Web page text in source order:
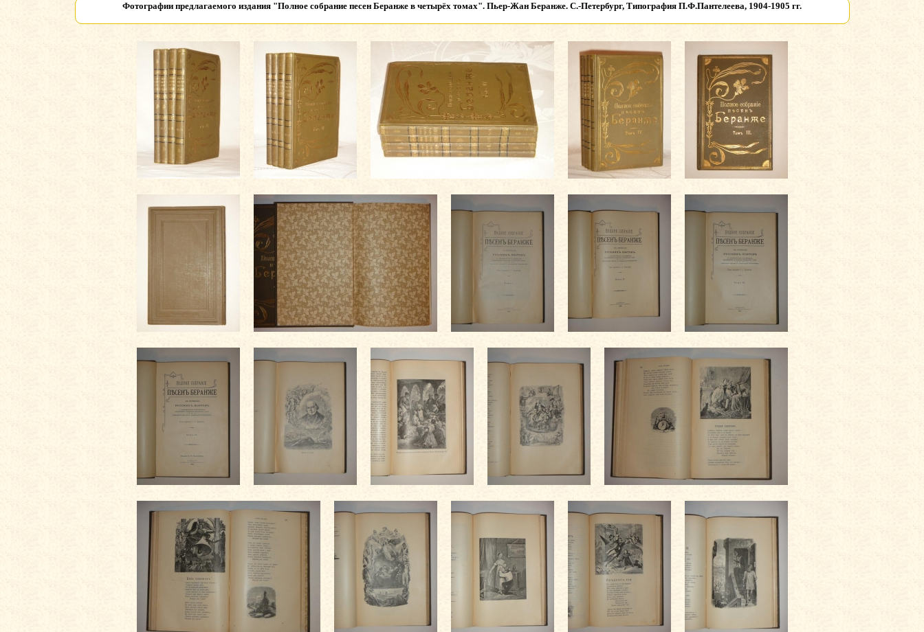
Фотографии предлагаемого издания "Полное собрание песен Беранже в четырёх томах". Пьер-Жан Беранже. С.-Петербург, Типография П.Ф.Пантелеева, 1904-1905 гг.